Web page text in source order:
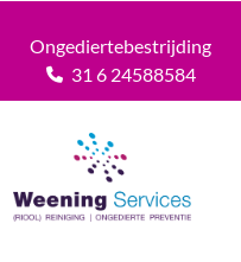
Ongediertebestrijding
31 6 24588584